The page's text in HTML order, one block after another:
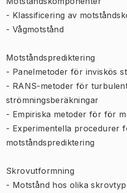
- Klassificering av
- Vågmotstånd
Motståndsprediktering
- Panelmetoder för inviskös
- RANS-metoder för
strömningsberäkningar
- Empiriska metoder för för
- Experimentella procedurer
motståndsprediktering
Skrovutformning
- Motstånd hos olika